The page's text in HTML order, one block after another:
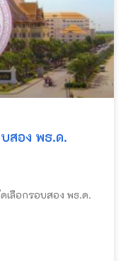
สอง พธ.ด.
เลือกรอบสอง พธ.ด.